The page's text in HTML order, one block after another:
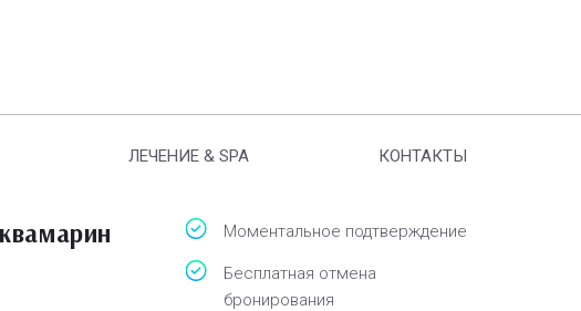
ЛЕЧЕНИЕ & SPA КОНТАКТЫ
Моментальное подтверждение
Бесплатная отмена
бронирования